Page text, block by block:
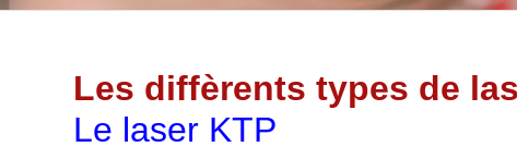
Les diffèrents types de
Le laser KTP